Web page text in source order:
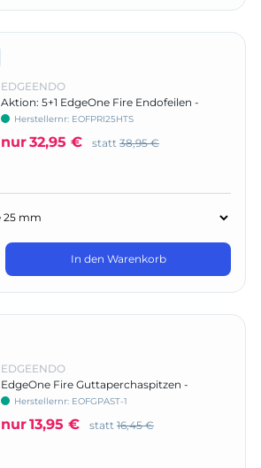
EDGEENDO
Aktion: 5+1 EdgeOne Fire Endofeilen -
Standardpackung
Herstellernr: EOFPRI25HTS
nur32,95 € statt 38,95 €
In den Warenkorb
EDGEENDO
EdgeOne Fire Guttaperchaspitzen -
Sortiment
Herstellernr: EOFGPAST-1
nur13,95 € statt 16,45 €